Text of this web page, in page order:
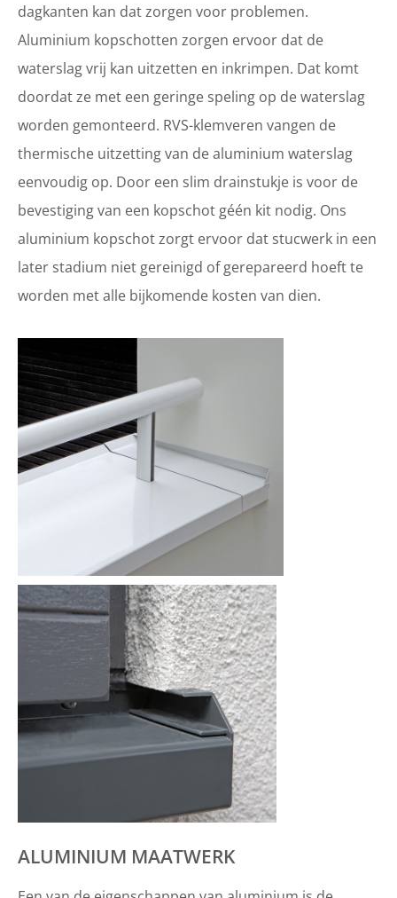
dagkanten kan dat zorgen voor problemen.
Aluminium kopschotten zorgen ervoor dat de
waterslag vrij kan uitzetten en inkrimpen. Dat komt
doordat ze met een geringe speling op de waterslag
worden gemonteerd. RVS-klemveren vangen de
thermische uitzetting van de aluminium waterslag
eenvoudig op. Door een slim drainstukje is voor de
bevestiging van een kopschot géén kit nodig. Ons
aluminium kopschot zorgt ervoor dat stucwerk in een
later stadium niet gereinigd of gerepareerd hoeft te
worden met alle bijkomende kosten van dien.
ALUMINIUM MAATWERK